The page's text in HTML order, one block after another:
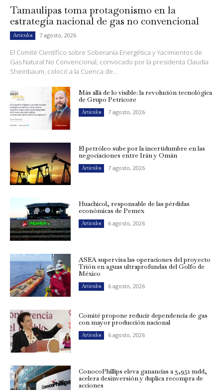
Tamaulipas toma protagonismo en la
estrategia nacional de gas no convencional
Artículos 7 agosto, 2026
El Comité Científico sobre Soberanía Energética y Yacimientos de
Gas Natural No Convencional, convocado por la presidenta Claudia
Sheinbaum, colocó a la Cuenca de...
Más allá de lo visible: la revolución tecnológica
de Grupo Petricore
Artículos 7 agosto, 2026
El petróleo sube por la incertidumbre en las
negociaciones entre Irán y Omán
Artículos 7 agosto, 2026
Huachicol, responsable de las pérdidas
económicas de Pemex
Artículos 6 agosto, 2026
ASEA supervisa las operaciones del proyecto
Trión en aguas ultraprofundas del Golfo de
México
Artículos 6 agosto, 2026
Comité propone reducir dependencia de gas
con mayor producción nacional
Artículos 6 agosto, 2026
ConocoPhillips eleva ganancias a 3,951 mdd,
acelera desinversión y duplica recompra de
acciones